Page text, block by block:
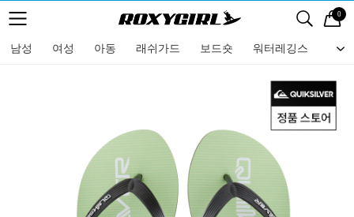
메뉴 검색
로고 0
남성 여성 아동 래쉬가드 보드숏 워터레깅스 비
메뉴